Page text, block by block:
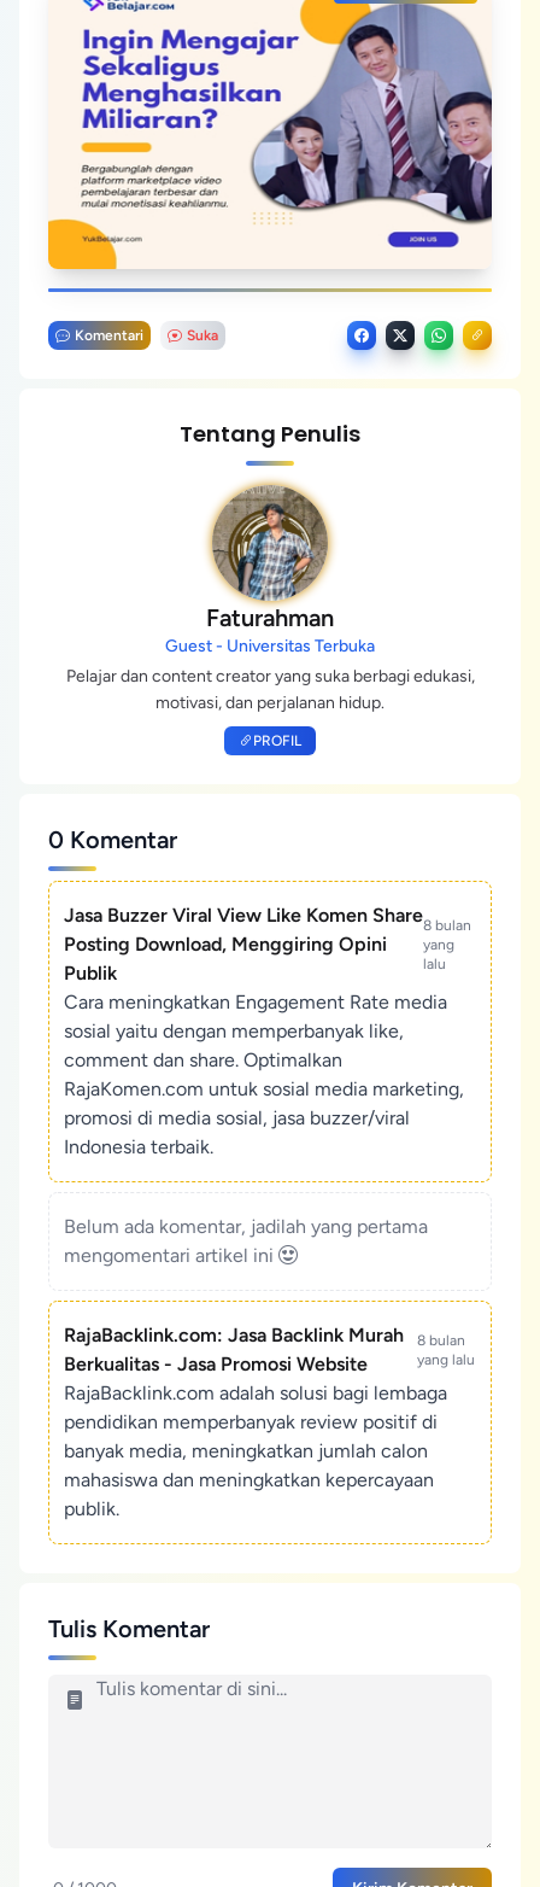
Komentari Suka
Tentang Penulis
Faturahman
Guest - Universitas Terbuka
Pelajar dan content creator yang suka berbagi edukasi,
motivasi, dan perjalanan hidup.
PROFIL
0 Komentar
Jasa Buzzer Viral View Like Komen Share
Posting Download, Menggiring Opini
Publik
8 bulan
yang
lalu
Cara meningkatkan Engagement Rate media
sosial yaitu dengan memperbanyak like,
comment dan share. Optimalkan
RajaKomen.com untuk sosial media marketing,
promosi di media sosial, jasa buzzer/viral
Indonesia terbaik.
Belum ada komentar, jadilah yang pertama
mengomentari artikel ini
RajaBacklink.com: Jasa Backlink Murah
Berkualitas - Jasa Promosi Website
8 bulan
yang lalu
RajaBacklink.com adalah solusi bagi lembaga
pendidikan memperbanyak review positif di
banyak media, meningkatkan jumlah calon
mahasiswa dan meningkatkan kepercayaan
publik.
Tulis Komentar